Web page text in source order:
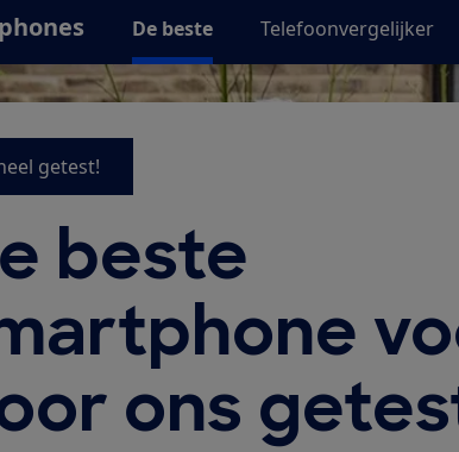
De beste Telefoonvergelijker
getest!
beste
ons